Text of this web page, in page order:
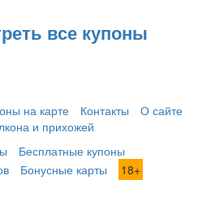
все купоны
на карте Контакты
О сайте
и прихожей
Бесплатные купоны
Бонусные карты 18+